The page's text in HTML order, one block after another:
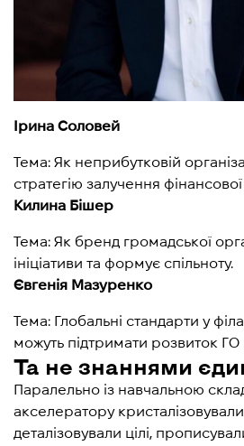
Ірина Соловей
Тема: Як неприбутковій
стратегію залучення
Килина Бішер
Тема: Як бренд громадської
ініціативи та формує спільноту.
Євгенія Мазуренко
Тема: Глобальні стандарти у
можуть підтримати розвиток ГО
Та не знаннями
Паралельно із навчальною
акселератору кристалізовували
деталізовували цілі,